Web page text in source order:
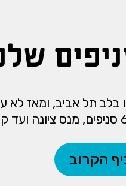
בלב תל אביב, ומאז לא
הקרוב